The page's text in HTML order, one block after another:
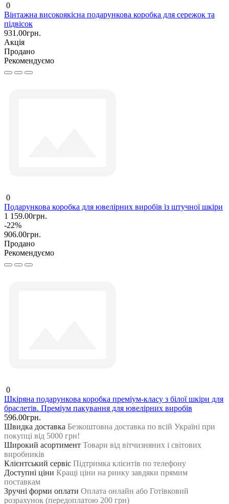
0
Вінтажна високоякісна подарункова коробка для сережок та
підвісок
931.00грн.
Акція
Продано
Рекомендуємо
0
Подарункова коробка для ювелірних виробів із штучної шкіри
1 159.00грн.
-22%
906.00грн.
Продано
Рекомендуємо
0
Шкіряна подарункова коробка преміум-класу з білої шкіри для
браслетів. Преміум пакування для ювелірних виробів
596.00грн.
Швидка доставка Безкоштовна доставка по всій Україні при
покупці від 5000 грн!
Широкий асортимент Товари від вітчизняних і світових
виробників
Клієнтський сервіс Підтримка клієнтів по телефону
Доступні ціни Кращі ціни на ринку завдяки прямим
поставкам
Зручні форми оплати Оплата онлайн або Готівковий
розрахунок (передоплатою 200 грн)